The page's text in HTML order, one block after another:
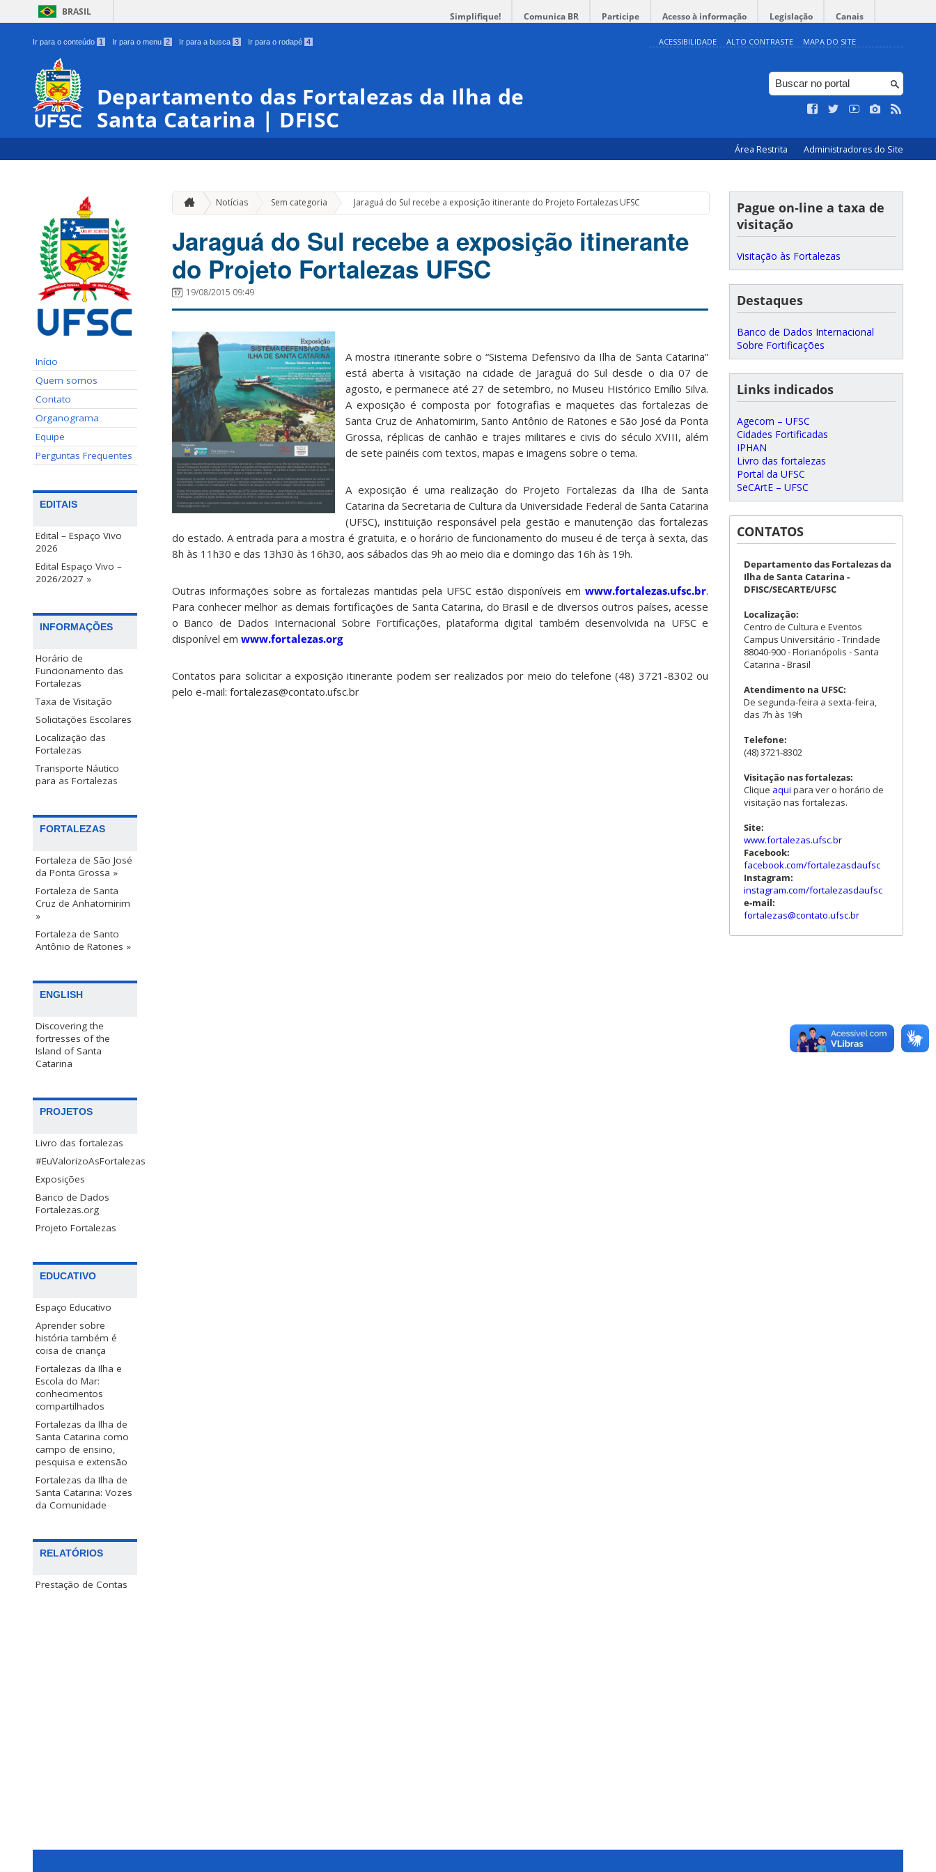
BRASIL Simplifique! Comunica BR Participe Acesso à informação Legislação Canais
Ir para o conteúdo 1 Ir para o menu 2 Ir para a busca 3 Ir para o rodapé 4 ACESSIBILIDADE ALTO CONTRASTE MAPA DO SITE
Departamento das Fortalezas da Ilha de
Santa Catarina | DFISC
Área Restrita Administradores do Site
Início
Quem somos
Contato
Organograma
Equipe
Perguntas Frequentes
EDITAIS
Edital – Espaço Vivo
2026
Edital Espaço Vivo –
2026/2027 »
INFORMAÇÕES
Horário de
Funcionamento das
Fortalezas
Taxa de Visitação
Solicitações Escolares
Localização das
Fortalezas
Transporte Náutico
para as Fortalezas
FORTALEZAS
Fortaleza de São José
da Ponta Grossa »
Fortaleza de Santa
Cruz de Anhatomirim
»
Fortaleza de Santo
Antônio de Ratones »
ENGLISH
Discovering the
fortresses of the
Island of Santa
Catarina
PROJETOS
Livro das fortalezas
#EuValorizoAsFortalezas
Exposições
Banco de Dados
Fortalezas.org
Projeto Fortalezas
EDUCATIVO
Espaço Educativo
Aprender sobre
história também é
coisa de criança
Fortalezas da Ilha e
Escola do Mar:
conhecimentos
compartilhados
Fortalezas da Ilha de
Santa Catarina como
campo de ensino,
pesquisa e extensão
Fortalezas da Ilha de
Santa Catarina: Vozes
da Comunidade
RELATÓRIOS
Prestação de Contas
Notícias Sem categoria » Jaraguá do Sul recebe a exposição itinerante do Projeto Fortalezas UFSC
Jaraguá do Sul recebe a exposição itinerante
do Projeto Fortalezas UFSC
19/08/2015 09:49
A mostra itinerante sobre o “Sistema Defensivo da Ilha de Santa Catarina”
está aberta à visitação na cidade de Jaraguá do Sul desde o dia 07 de
agosto, e permanece até 27 de setembro, no Museu Histórico Emílio Silva.
A exposição é composta por fotografias e maquetes das fortalezas de
Santa Cruz de Anhatomirim, Santo Antônio de Ratones e São José da Ponta
Grossa, réplicas de canhão e trajes militares e civis do século XVIII, além
de sete painéis com textos, mapas e imagens sobre o tema.
A exposição é uma realização do Projeto Fortalezas da Ilha de Santa
Catarina da Secretaria de Cultura da Universidade Federal de Santa Catarina
(UFSC), instituição responsável pela gestão e manutenção das fortalezas
do estado. A entrada para a mostra é gratuita, e o horário de funcionamento do museu é de terça à sexta, das
8h às 11h30 e das 13h30 às 16h30, aos sábados das 9h ao meio dia e domingo das 16h às 19h.
Outras informações sobre as fortalezas mantidas pela UFSC estão disponíveis em www.fortalezas.ufsc.br.
Para conhecer melhor as demais fortificações de Santa Catarina, do Brasil e de diversos outros países, acesse
o Banco de Dados Internacional Sobre Fortificações, plataforma digital também desenvolvida na UFSC e
disponível em www.fortalezas.org
Contatos para solicitar a exposição itinerante podem ser realizados por meio do telefone (48) 3721-8302 ou
pelo e-mail: fortalezas@contato.ufsc.br
Pague on-line a taxa de
visitação
Visitação às Fortalezas
Destaques
Banco de Dados Internacional
Sobre Fortificações
Links indicados
Agecom – UFSC
Cidades Fortificadas
IPHAN
Livro das fortalezas
Portal da UFSC
SeCArtE – UFSC
CONTATOS
Departamento das Fortalezas da
Ilha de Santa Catarina -
DFISC/SECARTE/UFSC
Localização:
Centro de Cultura e Eventos
Campus Universitário - Trindade
88040-900 - Florianópolis - Santa
Catarina - Brasil
Atendimento na UFSC:
De segunda-feira a sexta-feira,
das 7h às 19h
Telefone:
(48) 3721-8302
Visitação nas fortalezas:
Clique aqui para ver o horário de
visitação nas fortalezas.
Site:
www.fortalezas.ufsc.br
Facebook:
facebook.com/fortalezasdaufsc
Instagram:
instagram.com/fortalezasdaufsc
e-mail:
fortalezas@contato.ufsc.br